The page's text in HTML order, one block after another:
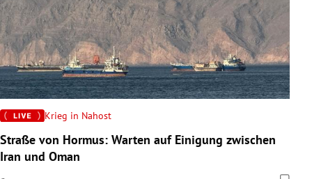
Krieg in Nahost
Straße von Hormus: Warten auf Einigung zwischen
Iran und Oman